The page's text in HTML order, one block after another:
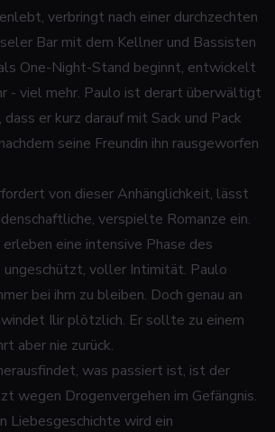
verbringt nach einer durchzechten
Bar mit dem Kellner und Bassisten
One-Night-Stand beginnt, entwickelt
- viel mehr. Paulo ist derart überwältigt
er kurz darauf mit Sack und Pack
seine Freundin ihn rausgeworfen
von dieser Anhänglichkeit, lässt
verspielte Romanze ein.
eine intensive Phase des
ungeschützt, voller Intimität. Paulo
bei ihm zu bleiben. Doch genau an
Ilir plötzlich. Er sollte zu einem
aber nie zurück.
was passiert ist, ist der
wegen Drogenvergehen im Gefängnis.
Liebesgeschichte wird ein